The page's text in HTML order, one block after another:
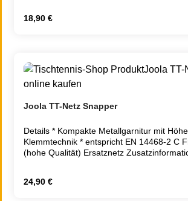
Regulärer Preis:
18,90 €
Joola TT-Netz Snapper
Details * Kompakte Metallgarnitur mit Höhenversteller *
Klemmtechnik * entspricht EN 14468-2 C
(hohe Qualität) Ersatznetz Zusatzinformation Gewicht inkl.
Regulärer Preis:
24,90 €